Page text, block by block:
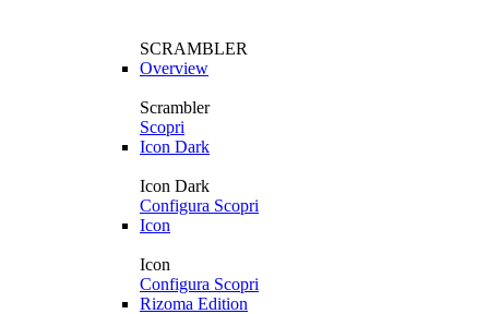
SCRAMBLER
Overview
Scrambler
Scopri
Icon Dark
Icon Dark
Configura Scopri
Icon
Icon
Configura Scopri
Rizoma Edition